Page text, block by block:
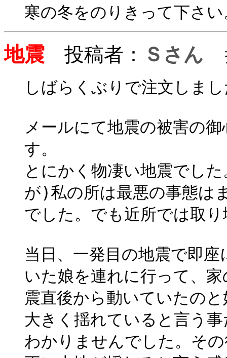
寒の冬をのりきって下さい
地震 投稿者： Ｓさん
しばらくぶりで注文しま
メールにて地震の被害の
す。
とにかく物凄い地震でし
が)私の所は最悪の事態は
でした。でも近所では取
当日、一発目の地震で即
いた娘を連れに行って、
震直後から動いていたの
大きく揺れていると言う
わかりませんでした。そ